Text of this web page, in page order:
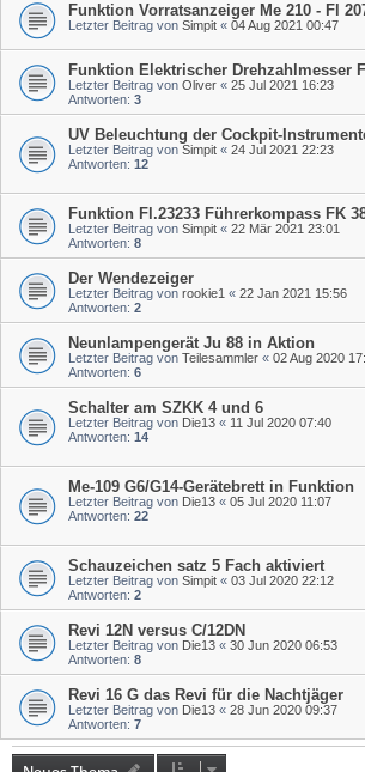
Funktion Vorratsanzeiger Me 210 - Fl
Letzter Beitrag von Simpit « 04 Aug 2021 00:47
Funktion Elektrischer Drehzahlmesser
Letzter Beitrag von Oliver « 25 Jul 2021 16:23
Antworten: 3
UV Beleuchtung der Cockpit-
Letzter Beitrag von Simpit « 24 Jul 2021 22:23
Antworten: 12
Funktion Fl.23233 Führerkompass FK
Letzter Beitrag von Simpit « 22 Mär 2021 23:01
Antworten: 8
Der Wendezeiger
Letzter Beitrag von rookie1 « 22 Jan 2021 15:56
Antworten: 2
Neunlampengerät Ju 88 in Aktion
Letzter Beitrag von Teilesammler « 02 Aug 2020
Antworten: 6
Schalter am SZKK 4 und 6
Letzter Beitrag von Die13 « 11 Jul 2020 07:40
Antworten: 14
Me-109 G6/G14-Gerätebrett in Funktion
Letzter Beitrag von Die13 « 05 Jul 2020 11:07
Antworten: 22
Schauzeichen satz 5 Fach aktiviert
Letzter Beitrag von Simpit « 03 Jul 2020 22:12
Antworten: 2
Revi 12N versus C/12DN
Letzter Beitrag von Die13 « 30 Jun 2020 06:53
Antworten: 8
Revi 16 G das Revi für die Nachtjäger
Letzter Beitrag von Die13 « 28 Jun 2020 09:37
Antworten: 7